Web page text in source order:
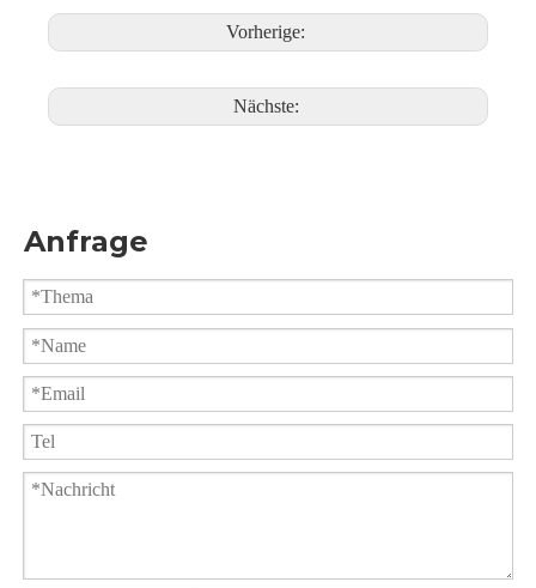
3-teiliger Kugelhahn mit Stumpfschweißung Q61F 2000PSI Hochleistungs-Kugelhahn PQ6c1F
Kugelhahn-Stumpfschweißung PQ61F 1000PSI geklemmter Kugelhahn PQ81F
Vorherige:
Nächste:
Anfrage